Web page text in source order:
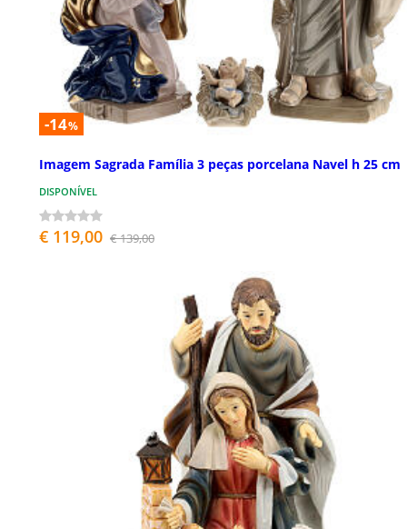
-14%
Imagem Sagrada Família 3 peças porcelana Navel h 25 cm
DISPONÍVEL
€ 119,00 € 139,00